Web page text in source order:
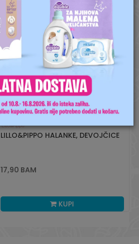
Radno vreme
Pon-Subota: 09:00-
15:00h
Pišite nam
aksaonlinebih@aksabih.ba
LILLO&PIPPO HALANKE, DEVOJČICE
17,90 BAM
KUPI